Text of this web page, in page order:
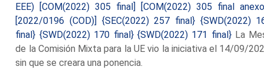
EEE) [COM(2022) 305 final] [COM(2022) 305 final
[2022/0196 (COD)] {SEC(2022) 257 final} {SWD(2022)
final} {SWD(2022) 170 final} {SWD(2022) 171 final}La
de la Comisión Mixta para la UE vio la iniciativa el 14/09/
sin que se creara una ponencia.